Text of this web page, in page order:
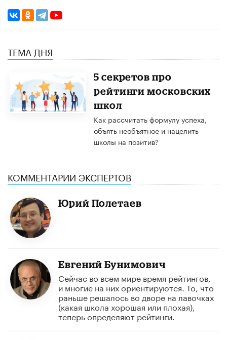
ТЕМА ДНЯ
5 секретов про
рейтинги московских
школ
Как рассчитать формулу успеха,
объять необъятное и нацелить
школы на позитив?
КОММЕНТАРИИ ЭКСПЕРТОВ
Юрий Полетаев
Евгений Бунимович
Сейчас во всем мире время рейтингов,
и многие на них ориентируются. То, что
раньше решалось во дворе на лавочках
(какая школа хорошая или плохая),
теперь определяют рейтинги.